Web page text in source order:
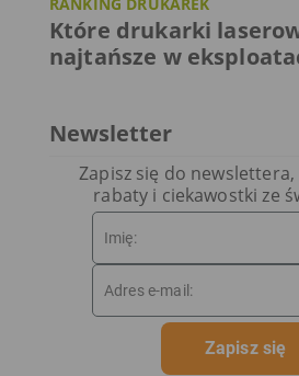
Które drukarki
najtańsze w
Newsletter
Zapisz się do
rabaty i ciekawostki ze
Zapisz się